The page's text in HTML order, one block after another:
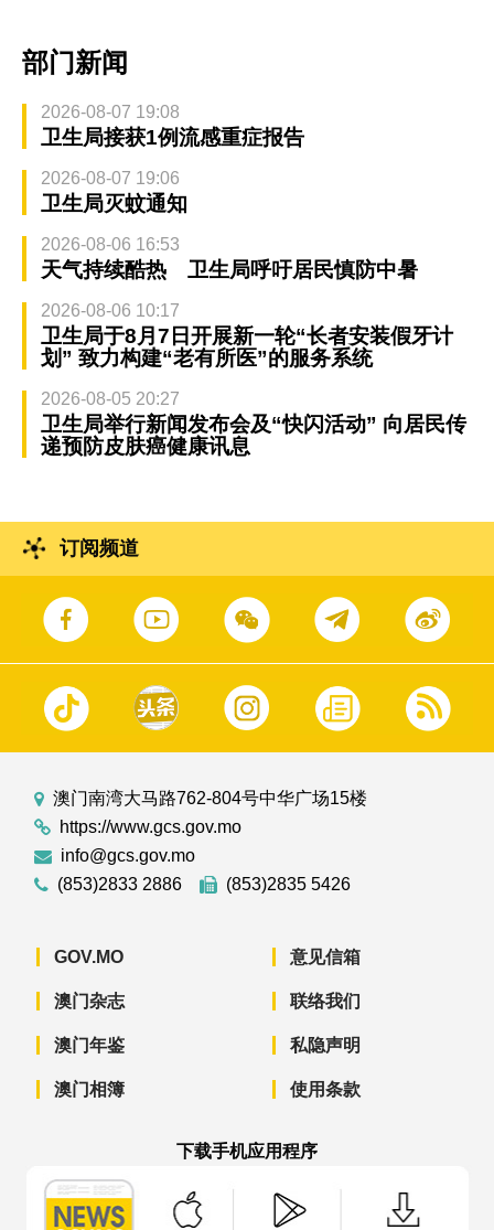
部门新闻
2026-08-07 19:08
卫生局接获1例流感重症报告
2026-08-07 19:06
卫生局灭蚊通知
2026-08-06 16:53
天气持续酷热 卫生局呼吁居民慎防中暑
2026-08-06 10:17
卫生局于8月7日开展新一轮“长者安装假牙计
划” 致力构建“老有所医”的服务系统
2026-08-05 20:27
卫生局举行新闻发布会及“快闪活动” 向居民传
递预防皮肤癌健康讯息
订阅频道
澳门南湾大马路762-804号中华广场15楼
https://www.gcs.gov.mo
info@gcs.gov.mo
(853)2833 2886
(853)2835 5426
GOV.MO
澳门杂志
澳门年鉴
澳门相簿
意见信箱
联络我们
私隐声明
使用条款
下载手机应用程序